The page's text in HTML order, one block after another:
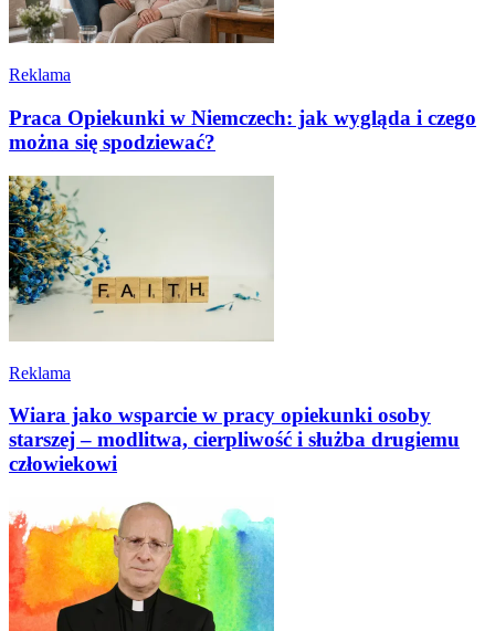
Reklama
Praca Opiekunki w Niemczech: jak wygląda i czego
można się spodziewać?
Reklama
Wiara jako wsparcie w pracy opiekunki osoby
starszej – modlitwa, cierpliwość i służba drugiemu
człowiekowi